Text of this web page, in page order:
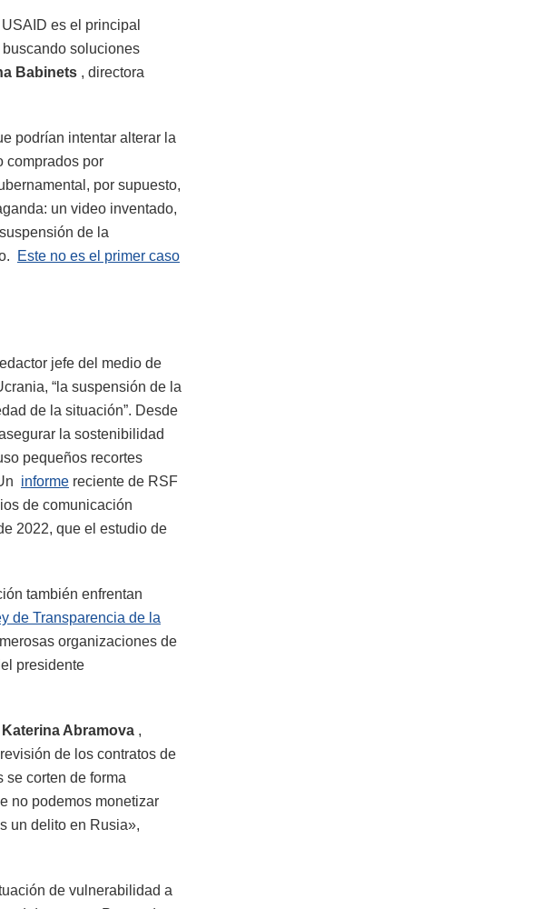
es el principal
soluciones
Babinets , directora
podrían intentar alterar la
comprados por
por supuesto,
un video inventado,
de la
Este no es el primer caso
jefe del medio de
“la suspensión de la
de la situación”. Desde
la sostenibilidad
pequeños recortes
informe reciente de RSF
de comunicación
2022, que el estudio de
también enfrentan
de Transparencia de la
organizaciones de
presidente
Katerina Abramova ,
de los contratos de
se corten de forma
no podemos monetizar
un delito en Rusia»,
de vulnerabilidad a